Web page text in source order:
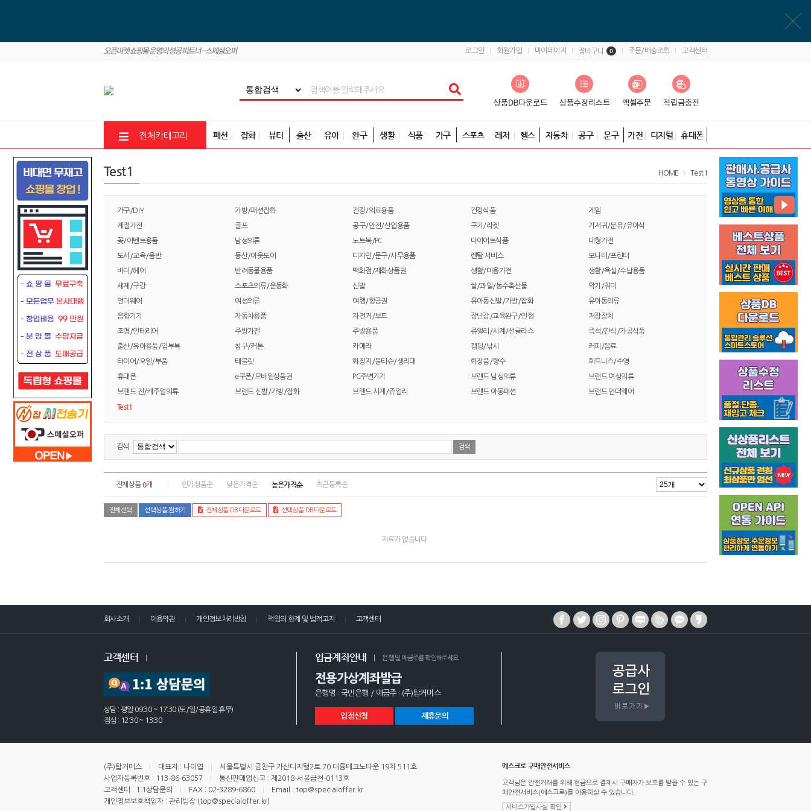
로그인 회원가입 마이페이지 장바구니 0 주문/배송조회 고객센터
전체카테고리 패션 잡화 뷰티 출산 유아 완구 생활 식품 가구 스포츠 레저 헬스 자동차 공구 문구 가전 디지털 휴대폰
Test1 HOME Test1
가구/DIY 가방/패션잡화 건강/의료용품 건강식품 게임
계절가전 골프 공구/안전/산업용품 구기/라켓 기저귀/분유/유아식
꽃/이벤트용품 남성의류 노트북/PC 다이어트식품 대형가전
도서/교육/음반 등산/아웃도어 디자인/문구/사무용품 렌탈 서비스 모니터/프린터
바디/헤어 반려동물용품 백화점/제화상품권 생활/미용가전 생활/욕실/수납용품
세제/구강 스포츠의류/운동화 신발 쌀/과일/농수축산물 악기/취미
언더웨어 여성의류 여행/항공권 유아동신발/가방/잡화 유아동의류
음향기기 자동차용품 자전거/보드 장난감/교육완구/인형 저장장치
조명/인테리어 주방가전 주방용품 쥬얼리/시계/선글라스 즉석/간식/가공식품
출산/유아용품/임부복 침구/커튼 카메라 캠핑/낚시 커피/음료
타이어/오일/부품 태블릿 화장지/물티슈/생리대 화장품/향수 휘트니스/수영
휴대폰 e쿠폰/모바일상품권 PC주변기기 브랜드 남성의류 브랜드 여성의류
브랜드 진/캐주얼의류 브랜드 신발/가방/잡화 브랜드 시계/쥬얼리 브랜드 아동패션 브랜드 언더웨어
Test1
검색
전체상품0개 인기상품순 낮은가격순 높은가격순 최근등록순
전체선택 선택상품 찜하기 전체상품 DB다운로드 선택상품 DB다운로드
자료가 없습니다.
회사소개 이용약관 개인정보처리방침 책임의 한계 및 법적고지 고객센터
고객센터
상담 : 평일 09:30 ~ 17:30 (토/일/공휴일 휴무)
점심 : 12:30 ~ 13:30
입금계좌안내 은행 및 예금주를 확인해주세요
전용가상계좌발급
은행명 : 국민은행 / 예금주 : (주)탑커머스
입점신청 제휴문의
(주)탑커머스 대표자 : 나이엽
서울특별시 금천구 가산디지털2로 70 대륭테크노타운 19차 511호
사업자등록번호 : 113-86-63057
통신판매업신고 : 제2018-서울금천-0113호
고객센터 : 1:1상담문의
FAX : 02-3289-6860
Email : top@specialoffer.kr
개인정보보호책임자 : 관리팀장 (top@specialoffer.kr)
에스크로 구매안전서비스
고객님은 안전거래를 위해 현금으로 결제시 구매자가 보호를 받을 수 있는 구
매안전서비스(에스크로)를 이용하실 수 있습니다.
서비스가입사실 확인